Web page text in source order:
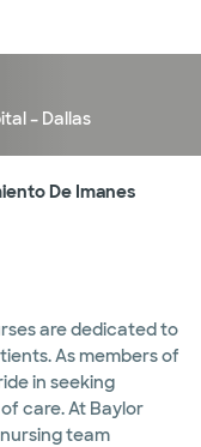
– Dallas
De Imanes
are dedicated to
As members of
in seeking
care. At Baylor
team